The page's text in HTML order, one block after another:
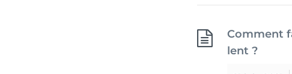
Comment
lent ?